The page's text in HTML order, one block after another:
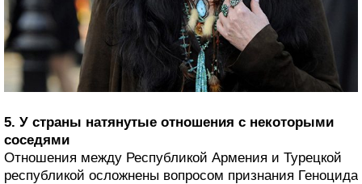
5. У страны натянутые отношения с некоторыми
соседями
Отношения между Республикой Армения и Турецкой
республикой осложнены вопросом признания Геноцида